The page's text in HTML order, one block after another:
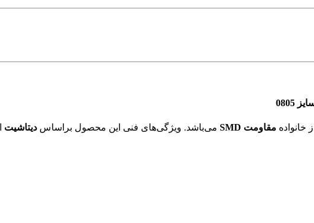
از خانواده مقاومت SMD می‌باشد. ویژگی‌های فنی این محصول براساس دیتاشیت